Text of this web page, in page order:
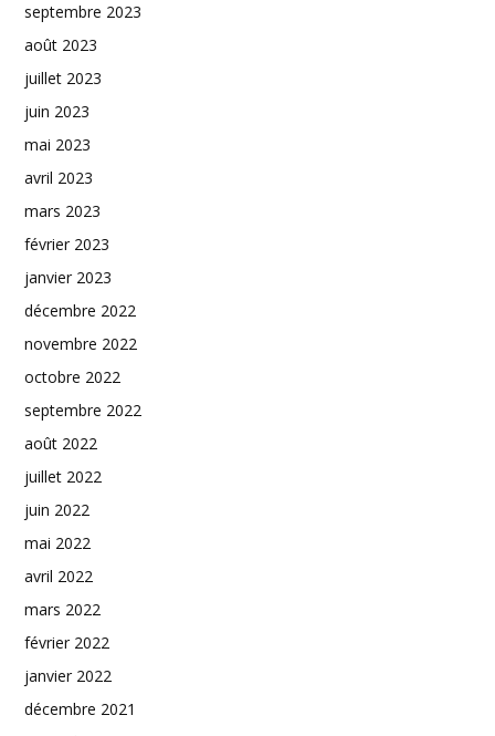
septembre 2023
août 2023
juillet 2023
juin 2023
mai 2023
avril 2023
mars 2023
février 2023
janvier 2023
décembre 2022
novembre 2022
octobre 2022
septembre 2022
août 2022
juillet 2022
juin 2022
mai 2022
avril 2022
mars 2022
février 2022
janvier 2022
décembre 2021